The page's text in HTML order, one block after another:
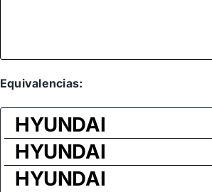
Equivalencias:
HYUNDAI
HYUNDAI
HYUNDAI